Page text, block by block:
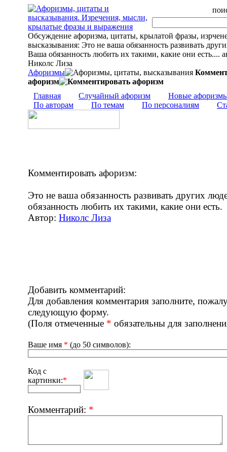
Обсуждение афоризма, цитаты, крылатой фразы,
высказывания: Это не ваша обязанность развивать
Ваша обязанность любить их такими, какие они есть....
Николс Лиза
Афоризмы
афоризм
Главная
Случайный афоризм
Новые
По авторам
По темам По персоналиям
Комментировать афоризм:
Это не ваша обязанность развивать других
обязанность любить их такими, какие они есть.
Автор: Николс Лиза
Добавить комментарий:
Для добавления комментария заполните,
следующую форму.
(Поля отмеченные * обязательны для
Ваше имя * (до 50 символов):
Код с
картинки:*
Комментарий: *